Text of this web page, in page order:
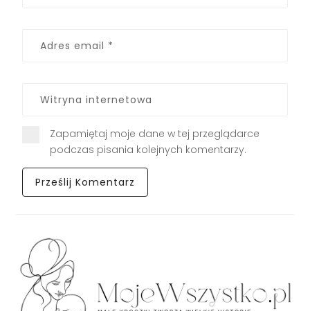
Zapamiętaj moje dane w tej przeglądarce
podczas pisania kolejnych komentarzy.